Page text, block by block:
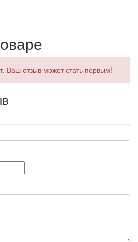
Ваш отзыв может стать первым!